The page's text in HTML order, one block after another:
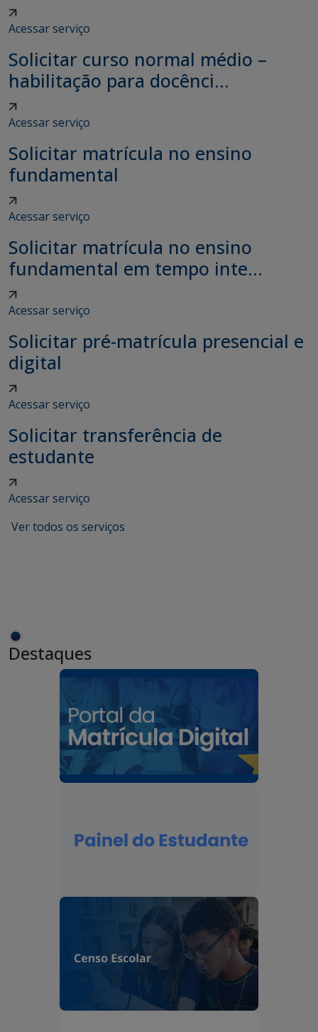
Acessar serviço
Solicitar curso normal médio –
habilitação para docênci...
Acessar serviço
Solicitar matrícula no ensino
fundamental
Acessar serviço
Solicitar matrícula no ensino
fundamental em tempo inte...
Acessar serviço
Solicitar pré-matrícula presencial e
digital
Acessar serviço
Solicitar transferência de
estudante
Acessar serviço
Ver todos os serviços
Destaques